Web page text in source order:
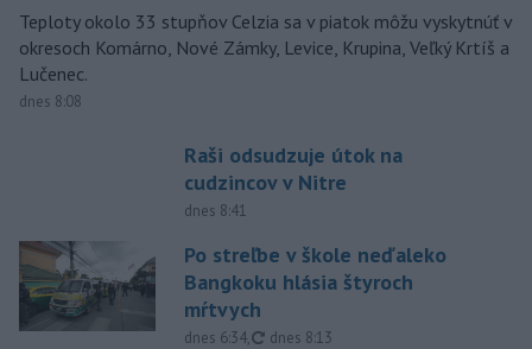
Teploty okolo 33 stupňov Celzia sa v piatok môžu vyskytnúť v
okresoch Komárno, Nové Zámky, Levice, Krupina, Veľký Krtíš a
Lučenec.
dnes 8:08
Raši odsudzuje útok na
cudzincov v Nitre
dnes 8:41
Po streľbe v škole neďaleko
Bangkoku hlásia štyroch
mŕtvych
dnes 6:34, aktualizované
dnes 8:13